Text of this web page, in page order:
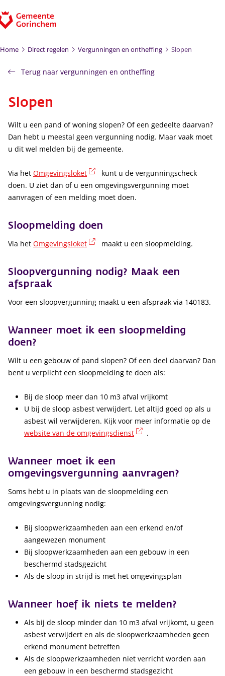
Home Direct regelen Vergunningen en ontheffing Slopen
Terug naar vergunningen en ontheffing
Slopen
Wilt u een pand of woning slopen? Of een gedeelte daarvan?
Dan hebt u meestal geen vergunning nodig. Maar vaak moet
u dit wel melden bij de gemeente.
Via het Omgevingsloket (externe link)
kunt u de vergunningscheck
doen. U ziet dan of u een omgevingsvergunning moet
aanvragen of een melding moet doen.
Sloopmelding doen
Via het Omgevingsloket (externe link)
maakt u een sloopmelding.
Sloopvergunning nodig? Maak een
afspraak
Voor een sloopvergunning maakt u een afspraak via 140183.
Wanneer moet ik een sloopmelding
doen?
Wilt u een gebouw of pand slopen? Of een deel daarvan? Dan
bent u verplicht een sloopmelding te doen als:
Bij de sloop meer dan 10 m3 afval vrijkomt
U bij de sloop asbest verwijdert. Let altijd goed op als u
asbest wil verwijderen. Kijk voor meer informatie op de
website van de omgevingsdienst
(externe link)
.
Wanneer moet ik een
omgevingsvergunning aanvragen?
Soms hebt u in plaats van de sloopmelding een
omgevingsvergunning nodig:
Bij sloopwerkzaamheden aan een erkend en/of
aangewezen monument
Bij sloopwerkzaamheden aan een gebouw in een
beschermd stadsgezicht
Als de sloop in strijd is met het omgevingsplan
Wanneer hoef ik niets te melden?
Als bij de sloop minder dan 10 m3 afval vrijkomt, u geen
asbest verwijdert en als de sloopwerkzaamheden geen
erkend monument betreffen
Als de sloopwerkzaamheden niet verricht worden aan
een gebouw in een beschermd stadsgezicht